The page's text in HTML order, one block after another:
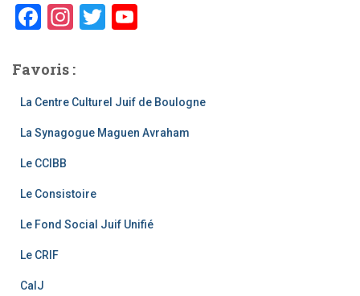
F
c
e
o
o
k
In
a
gr
m
T
er T
u
b
h
Favoris :
La Centre Culturel Juif de Boulogne
La Synagogue Maguen Avraham
Le CCIBB
Le Consistoire
Le Fond Social Juif Unifié
Le CRIF
CalJ